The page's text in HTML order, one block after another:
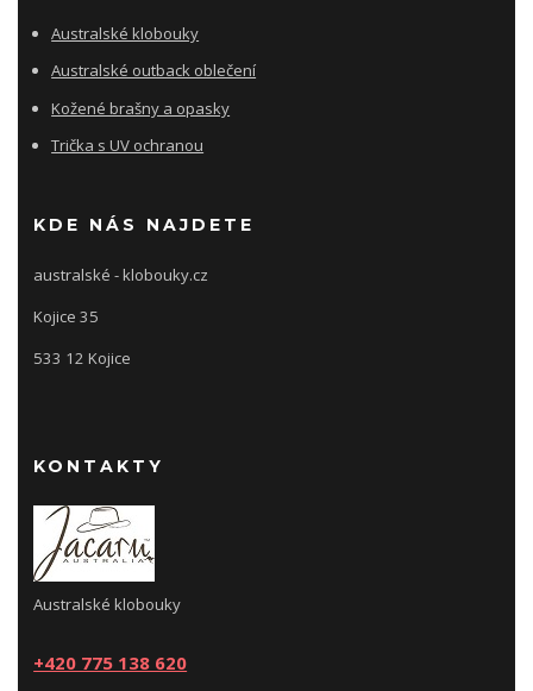
Australské klobouky
Australské outback oblečení
Kožené brašny a opasky
Trička s UV ochranou
KDE NÁS NAJDETE
australské - klobouky.cz
Kojice 35
533 12 Kojice
KONTAKTY
Australské klobouky
+420 775 138 620